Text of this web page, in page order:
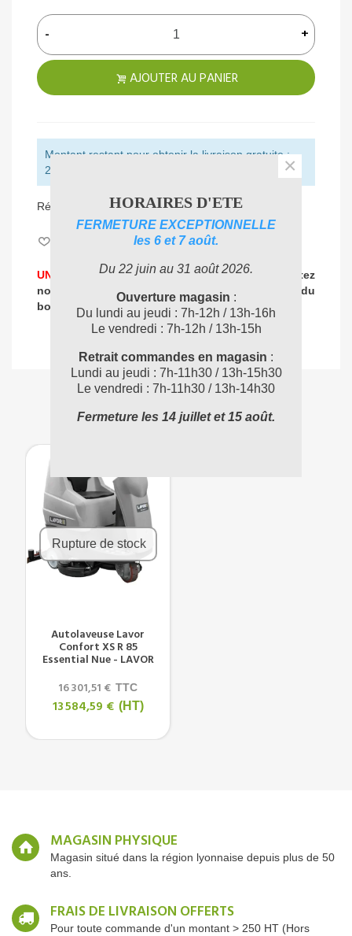
- +
AJOUTER AU PANIER
Montant restant pour obtenir la livraison gratuite :
250,00 € (HT)
Référence: LA55111688
UNE PROBLEMATIQUE DE NETTOYAGE ?
Contactez
nos experts
pour vous accompagner dans
le choix du
bon produit
04 72 78 87 87
VOUS POUVEZ AUSSI AIMER
Rupture de stock
Autolaveuse Lavor
Confort XS R 85
Essential Nue - LAVOR
16 301,51 € TTC
13 584,59 € (HT)
MAGASIN PHYSIQUE
Magasin situé dans la région lyonnaise depuis plus de 50
ans.
FRAIS DE LIVRAISON OFFERTS
Pour toute commande d'un montant > 250 HT (Hors
HORAIRES D'ETE
FERMETURE EXCEPTIONNELLE
les 6 et 7 août.
Du 22 juin au 31 août 2026.
Ouverture magasin :
Du lundi au jeudi : 7h-12h / 13h-16h
Le vendredi : 7h-12h / 13h-15h
Retrait commandes en magasin :
Lundi au jeudi : 7h-11h30 / 13h-15h30
Le vendredi : 7h-11h30 / 13h-14h30
Fermeture les 14 juillet et 15 août.
×